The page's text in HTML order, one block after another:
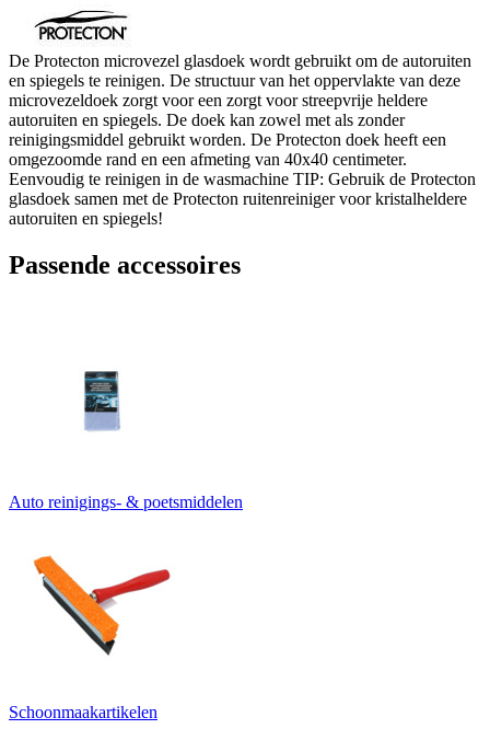
De Protecton microvezel glasdoek wordt gebruikt om de autoruiten
en spiegels te reinigen. De structuur van het oppervlakte van deze
microvezeldoek zorgt voor een zorgt voor streepvrije heldere
autoruiten en spiegels. De doek kan zowel met als zonder
reinigingsmiddel gebruikt worden. De Protecton doek heeft een
omgezoomde rand en een afmeting van 40x40 centimeter.
Eenvoudig te reinigen in de wasmachine TIP: Gebruik de Protecton
glasdoek samen met de Protecton ruitenreiniger voor kristalheldere
autoruiten en spiegels!
Passende accessoires
Auto reinigings- & poetsmiddelen
Schoonmaakartikelen